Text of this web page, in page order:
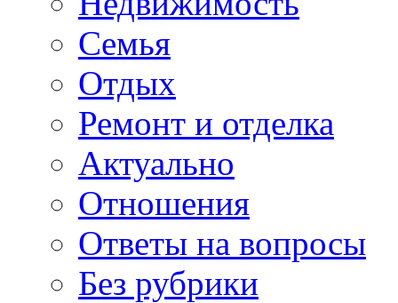
Семья
Отдых
Ремонт и отделка
Актуально
Отношения
Ответы на вопросы
Без рубрики